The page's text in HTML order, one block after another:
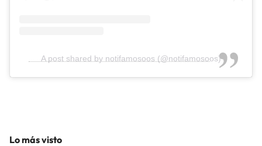
A post shared by notifamosoos (@notifamosoos)
Lo más visto